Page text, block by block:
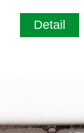
Detail